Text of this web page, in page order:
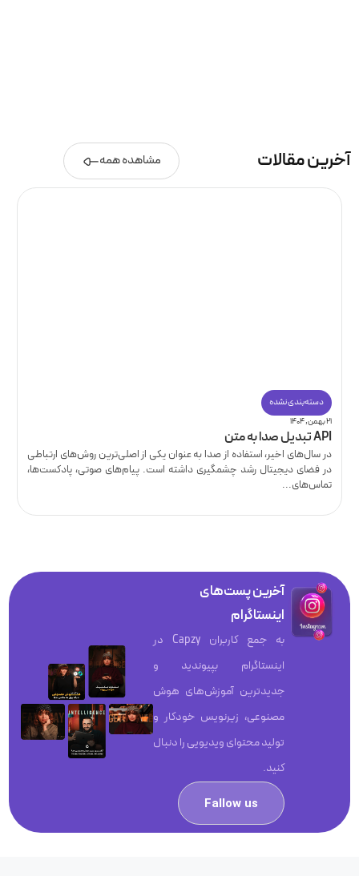
آخرین مقالات مشاهده همه
دسته‌بندی نشده
۲۱ بهمن, ۱۴۰۴
API تبدیل صدا به متن
در سال‌های اخیر، استفاده از صدا به عنوان یکی از اصلی‌ترین روش‌های ارتباطی
در فضای دیجیتال رشد چشمگیری داشته است. پیام‌های صوتی، پادکست‌ها،
تماس‌های...
آخرین پست‌های
اینستاگرام
به جمع کاربران Capzy در
اینستاگرام بپیوندید و
جدیدترین آموزش‌های هوش
مصنوعی، زیرنویس خودکار و
تولید محتوای ویدیویی را دنبال
کنید.
Fallow us